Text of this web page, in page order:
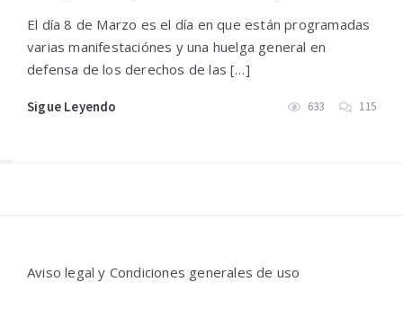
El día 8 de Marzo es el día en que están programadas
varias manifestaciónes y una huelga general en
defensa de los derechos de las […]
Sigue Leyendo 633 115
Aviso legal y Condiciones generales de uso